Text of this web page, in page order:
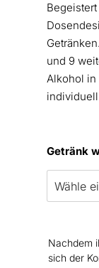
und 9
Alkohol in
Getränk
Nachdem
sich der